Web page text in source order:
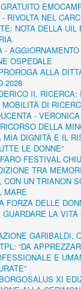
RIVOLTA NEL
NOTA DELLA UIL
-
OSPEDALE
ALLA
2028
II, RICERCA:
DI
-
DELLA
MIA DIGNITÀ E IL
LE DONNE”
FESTIVAL
TRA
CON UN TRIANON
MARE
FORZA DELLE
LA VITA
GARIBALDI,
“DA
E
XI